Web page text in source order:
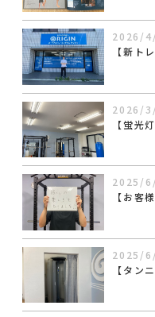
2026/
【新ト
2026/
【蛍光
2025/
【お客
2025/
【タン